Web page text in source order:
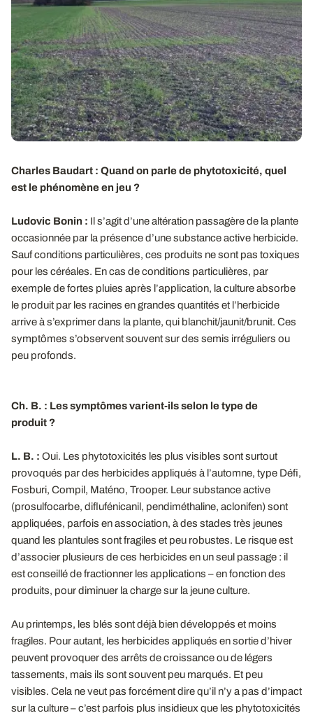
Charles Baudart : Quand on parle de phytotoxicité, quel
est le phénomène en jeu ?
Ludovic Bonin : Il s’agit d’une altération passagère de la plante
occasionnée par la présence d’une substance active herbicide.
Sauf conditions particulières, ces produits ne sont pas toxiques
pour les céréales. En cas de conditions particulières, par
exemple de fortes pluies après l’application, la culture absorbe
le produit par les racines en grandes quantités et l’herbicide
arrive à s’exprimer dans la plante, qui blanchit/jaunit/brunit. Ces
symptômes s’observent souvent sur des semis irréguliers ou
peu profonds.
Ch. B. : Les symptômes varient-ils selon le type de
produit ?
L. B. : Oui. Les phytotoxicités les plus visibles sont surtout
provoqués par des herbicides appliqués à l’automne, type Défi,
Fosburi, Compil, Maténo, Trooper. Leur substance active
(prosulfocarbe, diflufénicanil, pendiméthaline, aclonifen) sont
appliquées, parfois en association, à des stades très jeunes
quand les plantules sont fragiles et peu robustes. Le risque est
d’associer plusieurs de ces herbicides en un seul passage : il
est conseillé de fractionner les applications – en fonction des
produits, pour diminuer la charge sur la jeune culture.
Au printemps, les blés sont déjà bien développés et moins
fragiles. Pour autant, les herbicides appliqués en sortie d’hiver
peuvent provoquer des arrêts de croissance ou de légers
tassements, mais ils sont souvent peu marqués. Et peu
visibles. Cela ne veut pas forcément dire qu’il n’y a pas d’impact
sur la culture – c’est parfois plus insidieux que les phytotoxicités